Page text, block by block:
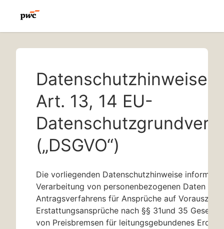
Datenschutzhinweise
Art. 13, 14 EU-
(„DSGVO“)
Die vorliegenden Datenschutzhinweise
Verarbeitung von personenbezogenen Daten im
Antragsverfahrens für Ansprüche auf
Erstattungsansprüche nach §§ 31und 35 Gesetz
von Preisbremsen für leitungsgebundenes